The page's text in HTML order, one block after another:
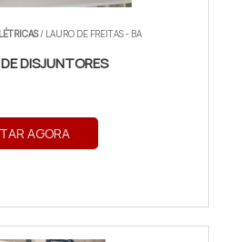
/ LAURO DE FREITAS - BA
DISJUNTORES
AGORA